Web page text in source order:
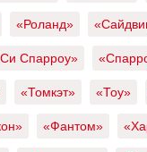
«Роланд»
Спарроу»
«Томкэт» «Тоу»
«Фантом»